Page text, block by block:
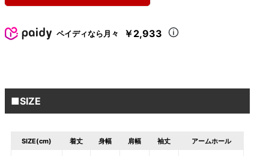
ペイディなら月々 ￥2,933
■SIZE
SIZE(cm) 着丈 身幅 肩幅 袖丈 アームホール